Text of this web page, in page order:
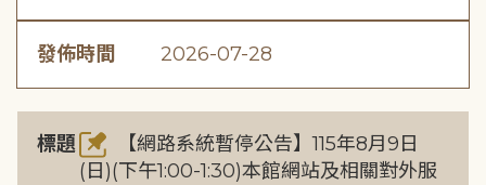
發佈時間 2026-07-28
標題
【網路系統暫停公告】115年8月9日
(日)(下午1:00-1:30)本館網站及相關對外服